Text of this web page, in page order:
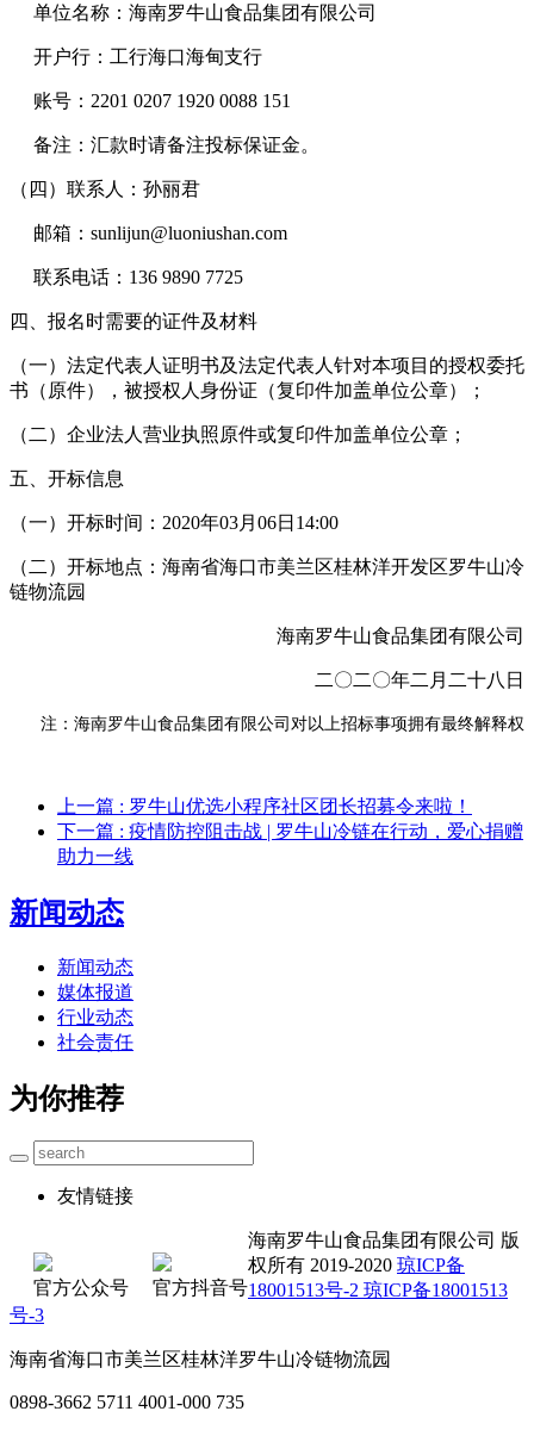
单位名称：海南罗牛山食品集团有限公司
开户行：工行海口海甸支行
账号：2201 0207 1920 0088 151
备注：汇款时请备注投标保证金。
（四）联系人：孙丽君
邮箱：sunlijun@luoniushan.com
联系电话：136 9890 7725
四、报名时需要的证件及材料
（一）法定代表人证明书及法定代表人针对本项目的授权委托
书（原件），被授权人身份证（复印件加盖单位公章）；
（二）企业法人营业执照原件或复印件加盖单位公章；
五、开标信息
（一）开标时间：2020年03月06日14:00
（二）开标地点：海南省海口市美兰区桂林洋开发区罗牛山冷
链物流园
海南罗牛山食品集团有限公司
二〇二〇年二月二十八日
注：海南罗牛山食品集团有限公司对以上招标事项拥有最终解释权
上一篇 : 罗牛山优选小程序社区团长招募令来啦！
下一篇 : 疫情防控阻击战 | 罗牛山冷链在行动，爱心捐赠
助力一线
新闻动态
新闻动态
媒体报道
行业动态
社会责任
为你推荐
友情链接
官方公众号 官方抖音号
海南罗牛山食品集团有限公司 版
权所有 2019-2020 琼ICP备
18001513号-2 琼ICP备18001513
号-3
海南省海口市美兰区桂林洋罗牛山冷链物流园
0898-3662 5711 4001-000 735